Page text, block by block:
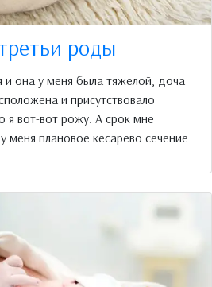
роды
и она у меня была тяжелой, доча
и присутствовало
я вот-вот рожу. А срок мне
меня плановое кесарево сечение